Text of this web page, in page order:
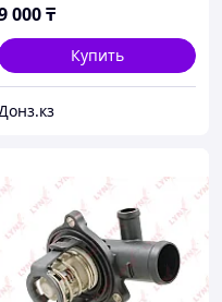
000₸
Купить